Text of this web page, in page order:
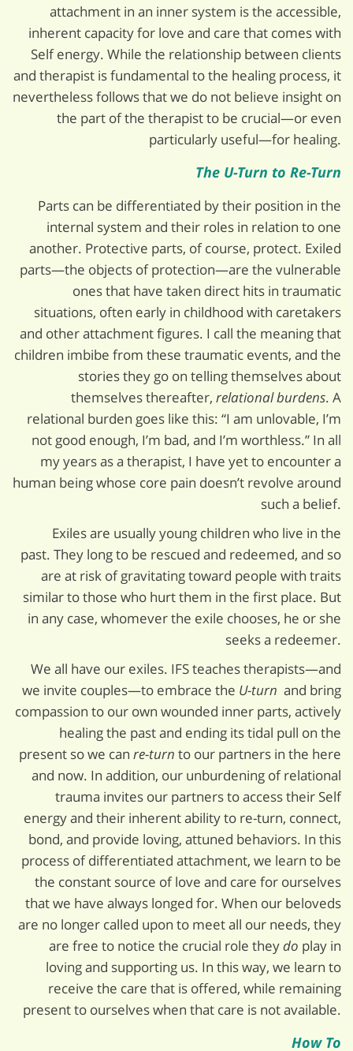
attachment in an inner system is the accessible,
inherent capacity for love and care that comes with
Self energy. While the relationship between clients
and therapist is fundamental to the healing process, it
nevertheless follows that we do not believe insight on
the part of the therapist to be crucial—or even
particularly useful—for healing.
The U-Turn to Re-Turn
Parts can be differentiated by their position in the
internal system and their roles in relation to one
another. Protective parts, of course, protect. Exiled
parts—the objects of protection—are the vulnerable
ones that have taken direct hits in traumatic
situations, often early in childhood with caretakers
and other attachment figures. I call the meaning that
children imbibe from these traumatic events, and the
stories they go on telling themselves about
themselves thereafter, relational burdens. A
relational burden goes like this: “I am unlovable, I’m
not good enough, I’m bad, and I’m worthless.” In all
my years as a therapist, I have yet to encounter a
human being whose core pain doesn’t revolve around
such a belief.
Exiles are usually young children who live in the
past. They long to be rescued and redeemed, and so
are at risk of gravitating toward people with traits
similar to those who hurt them in the first place. But
in any case, whomever the exile chooses, he or she
seeks a redeemer.
We all have our exiles. IFS teaches therapists—and
we invite couples—to embrace the U-turn and bring
compassion to our own wounded inner parts, actively
healing the past and ending its tidal pull on the
present so we can re-turn to our partners in the here
and now. In addition, our unburdening of relational
trauma invites our partners to access their Self
energy and their inherent ability to re-turn, connect,
bond, and provide loving, attuned behaviors. In this
process of differentiated attachment, we learn to be
the constant source of love and care for ourselves
that we have always longed for. When our beloveds
are no longer called upon to meet all our needs, they
are free to notice the crucial role theydo play in
loving and supporting us. In this way, we learn to
receive the care that is offered, while remaining
present to ourselves when that care is not available.
How To